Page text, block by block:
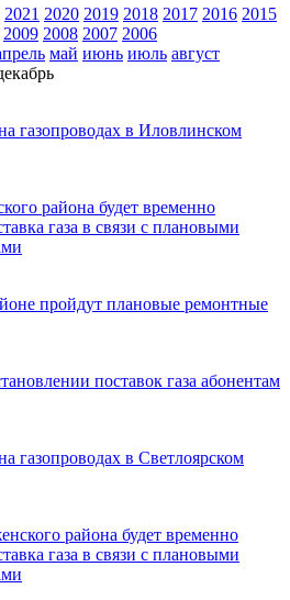
2021 2020 2019 2018 2017 2016 2015
2009 2008 2007 2006
май июнь июль август
газопроводах в Иловлинском
района будет временно
газа в связи с плановыми
пройдут плановые ремонтные
поставок газа абонентам
газопроводах в Светлоярском
района будет временно
газа в связи с плановыми